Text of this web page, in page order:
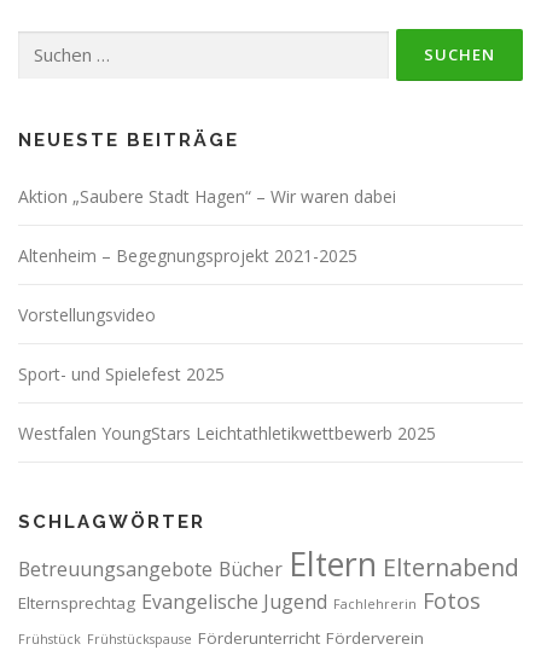
Suchen
NEUESTE BEITRÄGE
Aktion „Saubere Stadt Hagen“ – Wir waren dabei
Altenheim – Begegnungsprojekt 2021-2025
Vorstellungsvideo
Sport- und Spielefest 2025
Westfalen YoungStars Leichtathletikwettbewerb 2025
SCHLAGWÖRTER
Betreuungsangebote Bücher Eltern Elternabend
Elternsprechtag Evangelische Jugend Fachlehrerin Fotos
Frühstück Frühstückspause Förderunterricht Förderverein